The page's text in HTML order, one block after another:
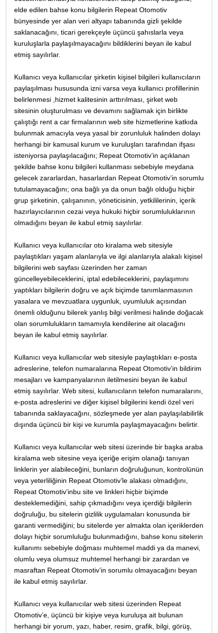
elde edilen bahse konu bilgilerin Repeat Otomotiv
bünyesinde yer alan veri altyapı tabanında gizli şekilde
saklanacağını, ticari gerekçeyle üçüncü şahıslarla veya
kuruluşlarla paylaşılmayacağını bildiklerini beyan ile kabul
etmiş sayılırlar.
Kullanıcı veya kullanıcılar şirketin kişisel bilgileri kullanıcıların
paylaşılması hususunda izni varsa veya kullanıcı profillerinin
belirlenmesi ,hizmet kalitesinin arttırılması, şirket web
sitesinin oluşturulması ve devamını sağlamak için birlikte
çalıştığı rent a car firmalarının web site hizmetlerine katkıda
bulunmak amacıyla veya yasal bir zorunluluk halinden dolayı
herhangi bir kamusal kurum ve kuruluşları tarafından ifşası
isteniyorsa paylaşılacağını; Repeat Otomotiv’in açıklanan
şekilde bahse konu bilgileri kullanması sebebiyle meydana
gelecek zararlardan, hasarlardan Repeat Otomotiv’in sorumlu
tutulamayacağını; ona bağlı ya da onun bağlı olduğu hiçbir
grup şirketinin, çalışanının, yöneticisinin, yetkililerinin, içerik
hazırlayıcılarının cezai veya hukuki hiçbir sorumluluklarının
olmadığını beyan ile kabul etmiş sayılırlar.
Kullanıcı veya kullanıcılar oto kiralama web sitesiyle
paylaştıkları yaşam alanlarıyla ve ilgi alanlarıyla alakalı kişisel
bilgilerini web sayfası üzerinden her zaman
güncelleyebileceklerini, iptal edebileceklerini, paylaşımını
yaptıkları bilgilerin doğru ve açık biçimde tanımlanmasının
yasalara ve mevzuatlara uygunluk, uyumluluk açısından
önemli olduğunu bilerek yanlış bilgi verilmesi halinde doğacak
olan sorumlulukların tamamıyla kendilerine ait olacağını
beyan ile kabul etmiş sayılırlar.
Kullanıcı veya kullanıcılar web sitesiyle paylaştıkları e-posta
adreslerine, telefon numaralarına Repeat Otomotiv’in bildirim
mesajları ve kampanyalarının iletilmesini beyan ile kabul
etmiş sayılırlar. Web sitesi, kullanıcıların telefon numaralarını,
e-posta adreslerini ve diğer kişisel bilgilerini kendi özel veri
tabanında saklayacağını, sözleşmede yer alan paylaşılabilirlik
dışında üçüncü bir kişi ve kurumla paylaşmayacağını belirtir.
Kullanıcı veya kullanıcılar web sitesi üzerinde bir başka araba
kiralama web sitesine veya içeriğe erişim olanağı tanıyan
linklerin yer alabileceğini, bunların doğruluğunun, kontrolünün
veya yeterliliğinin Repeat Otomotiv’le alakası olmadığını,
Repeat Otomotiv’inbu site ve linkleri hiçbir biçimde
desteklemediğini, sahip çıkmadığını veya içerdiği bilgilerin
doğruluğu, bu sitelerin gizlilik uygulamaları konusunda bir
garanti vermediğini; bu sitelerde yer almakta olan içeriklerden
dolayı hiçbir sorumluluğu bulunmadığını, bahse konu sitelerin
kullanımı sebebiyle doğması muhtemel maddi ya da manevi,
olumlu veya olumsuz muhtemel herhangi bir zarardan ve
masraftan Repeat Otomotiv’in sorumlu olmayacağını beyan
ile kabul etmiş sayılırlar.
Kullanıcı veya kullanıcılar web sitesi üzerinden Repeat
Otomotiv’e, üçüncü bir kişiye veya kuruluşa ait bulunan
herhangi bir yorum, yazı, haber, resim, grafik, bilgi, görüş,